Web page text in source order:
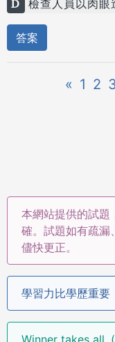
D 檢查人員以肉
答案
« 1 2
本網站提供的試題
確。試題如有疏漏
儘快更正。
學習力比學歷重要